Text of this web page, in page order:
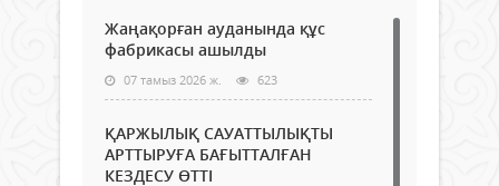
Жаңақорған ауданында құс
фабрикасы ашылды
07 тамыз 2026 ж. 623
ҚАРЖЫЛЫҚ САУАТТЫЛЫҚТЫ
АРТТЫРУҒА БАҒЫТТАЛҒАН
КЕЗДЕСУ ӨТТІ